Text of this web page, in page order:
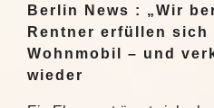
Berlin News : „Wir
Rentner erfüllen sich
Wohnmobil – und
wieder